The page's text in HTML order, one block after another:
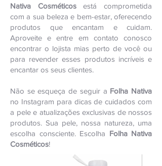
Nativa Cosméticosestá comprometida
com a sua beleza e bem-estar, oferecendo
produtos que encantam e cuidam.
Aproveite e entre em contato conosco
encontrar o lojista mias perto de você ou
para revender esses produtos incríveis e
encantar os seus clientes.
Não se esqueça de seguir a Folha Nativa
no Instagram para dicas de cuidados com
a pele e atualizações exclusivas de nossos
produtos. Sua pele, nossa natureza, uma
escolha consciente. Escolha Folha Nativa
Cosméticos!